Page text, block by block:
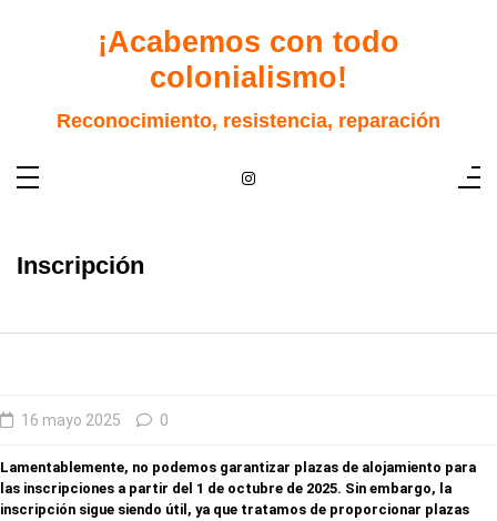
¡Acabemos con todo
colonialismo!
Reconocimiento, resistencia, reparación
Inscripción
16 mayo 2025 0
Lamentablemente, no podemos garantizar plazas de alojamiento para
las inscripciones a partir del 1 de octubre de 2025. Sin embargo, la
inscripción sigue siendo útil, ya que tratamos de proporcionar plazas